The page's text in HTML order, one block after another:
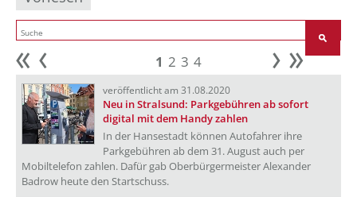
Anfang 1 2 3 4 weiter
veröffentlicht am 31.08.2020
Neu in Stralsund: Parkgebühren ab sofort
digital mit dem Handy zahlen
In der Hansestadt können Autofahrer ihre
Parkgebühren ab dem 31. August auch per
Mobiltelefon zahlen. Dafür gab Oberbürgermeister Alexander
Badrow heute den Startschuss.